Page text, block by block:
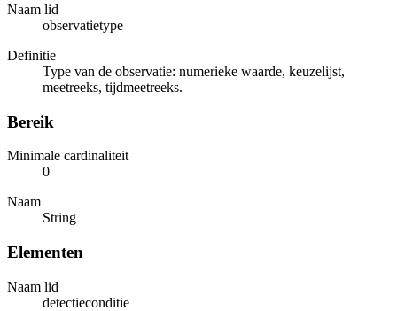
Naam lid
observatietype
Definitie
Type van de observatie: numerieke waarde, keuzelijst,
meetreeks, tijdmeetreeks.
Bereik
Minimale cardinaliteit
0
Naam
String
Elementen
Naam lid
detectieconditie